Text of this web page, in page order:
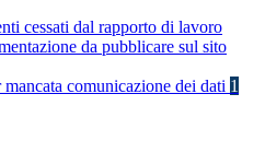
cessati dal rapporto di lavoro
da pubblicare sul sito
mancata comunicazione dei dati 1